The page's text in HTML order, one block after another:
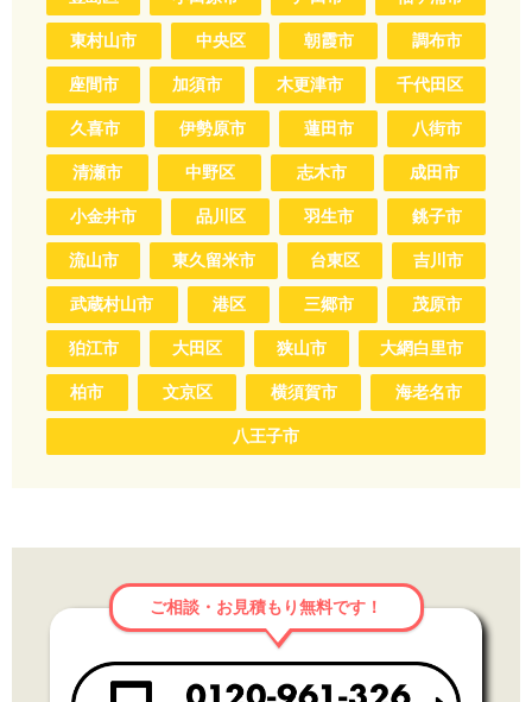
東村山市 中央区 朝霞市 調布市
座間市 加須市 木更津市 千代田区
久喜市 伊勢原市 蓮田市 八街市
清瀬市 中野区 志木市 成田市
小金井市 品川区 羽生市 銚子市
流山市 東久留米市 台東区 吉川市
武蔵村山市 港区 三郷市 茂原市
狛江市 大田区 狭山市 大網白里市
柏市 文京区 横須賀市 海老名市
八王子市
ご相談・お見積もり無料です！